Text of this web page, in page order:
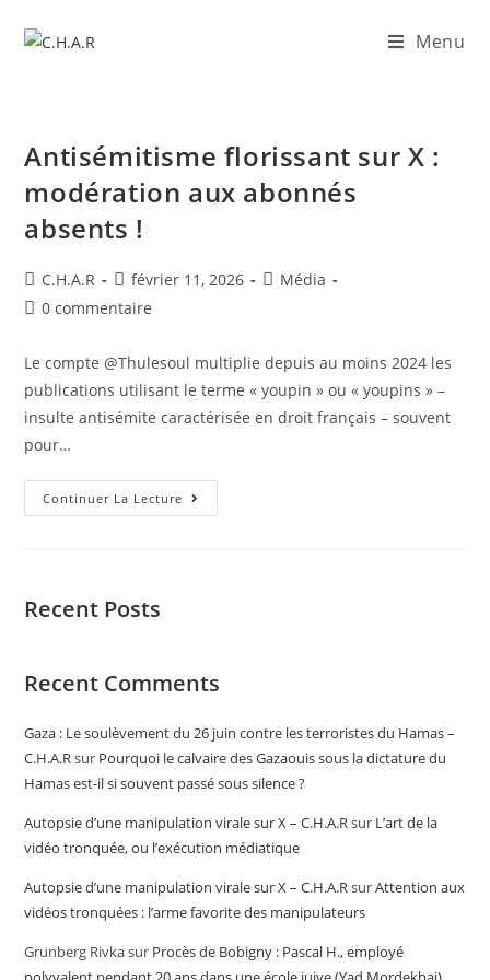
Menu
Antisémitisme florissant sur X :
modération aux abonnés
absents !
C.H.A.R février 11, 2026
Média
0 commentaire
Le compte @Thulesoul multiplie depuis au moins 2024 les
publications utilisant le terme « youpin » ou « youpins » –
insulte antisémite caractérisée en droit français – souvent
pour…
Continuer La Lecture
Recent Posts
Recent Comments
Gaza : Le soulèvement du 26 juin contre les terroristes du Hamas –
C.H.A.Rsur Pourquoi le calvaire des Gazaouis sous la dictature du
Hamas est-il si souvent passé sous silence ?
Autopsie d’une manipulation virale sur X – C.H.A.Rsur L’art de la
vidéo tronquée, ou l’exécution médiatique
Autopsie d’une manipulation virale sur X – C.H.A.RsurAttention aux
vidéos tronquées : l’arme favorite des manipulateurs
Grunberg Rivkasur Procès de Bobigny : Pascal H., employé